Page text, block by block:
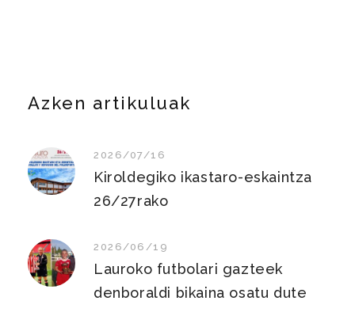
Azken artikuluak
2026/07/16
Kiroldegiko ikastaro-eskaintza
26/27rako
2026/06/19
Lauroko futbolari gazteek
denboraldi bikaina osatu dute